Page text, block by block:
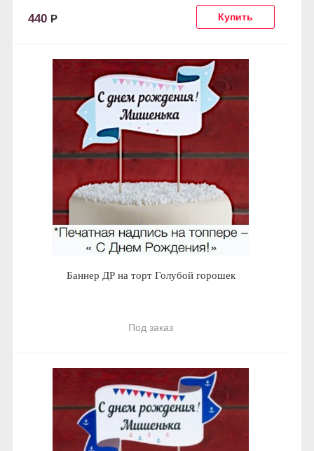
440 Р
Баннер ДР на торт Голубой горошек
Под заказ